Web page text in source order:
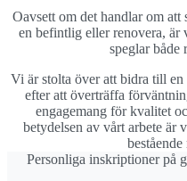
Oavsett om det handlar om
en befintlig eller renovera, är
speglar både
Vi är stolta över att bidra till
efter att överträffa
engagemang för kvalitet
betydelsen av vårt arbete är
Personliga inskriptioner på